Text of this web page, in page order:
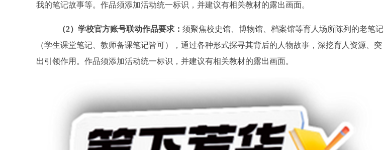
我的笔记故事等。作品须添加活动统一标识，并建议有相关教材的露出画面。
（2）学校官方账号联动作品要求： 须聚焦校史馆、博物馆、档案馆等育人场所陈列的老笔记
（学生课堂笔记、教师备课笔记皆可），通过各种形式探寻其背后的人物故事，深挖育人资源、突
出引领作用。作品须添加活动统一标识，并建议有相关教材的露出画面。